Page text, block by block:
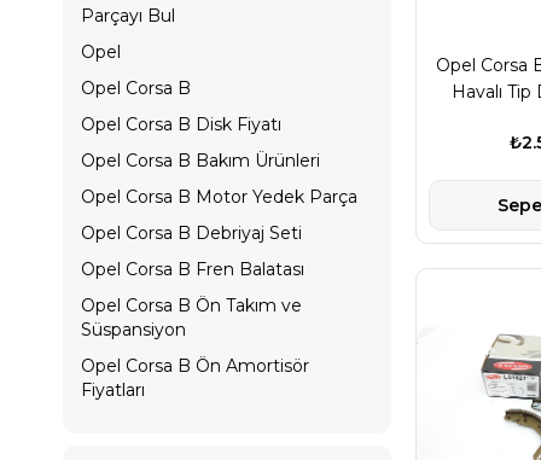
Parçayı Bul
Opel
Opel Corsa B
Opel Corsa B Disk Fiyatı
Opel Corsa B Bakım Ürünleri
Opel Corsa B Motor Yedek Parça
Opel Corsa B Debriyaj Seti
Opel Corsa B Fren Balatası
Opel Corsa B Ön Takım ve
Süspansiyon
Opel Corsa B Ön Amortisör
Fiyatları
Opel Corsa
Havalı